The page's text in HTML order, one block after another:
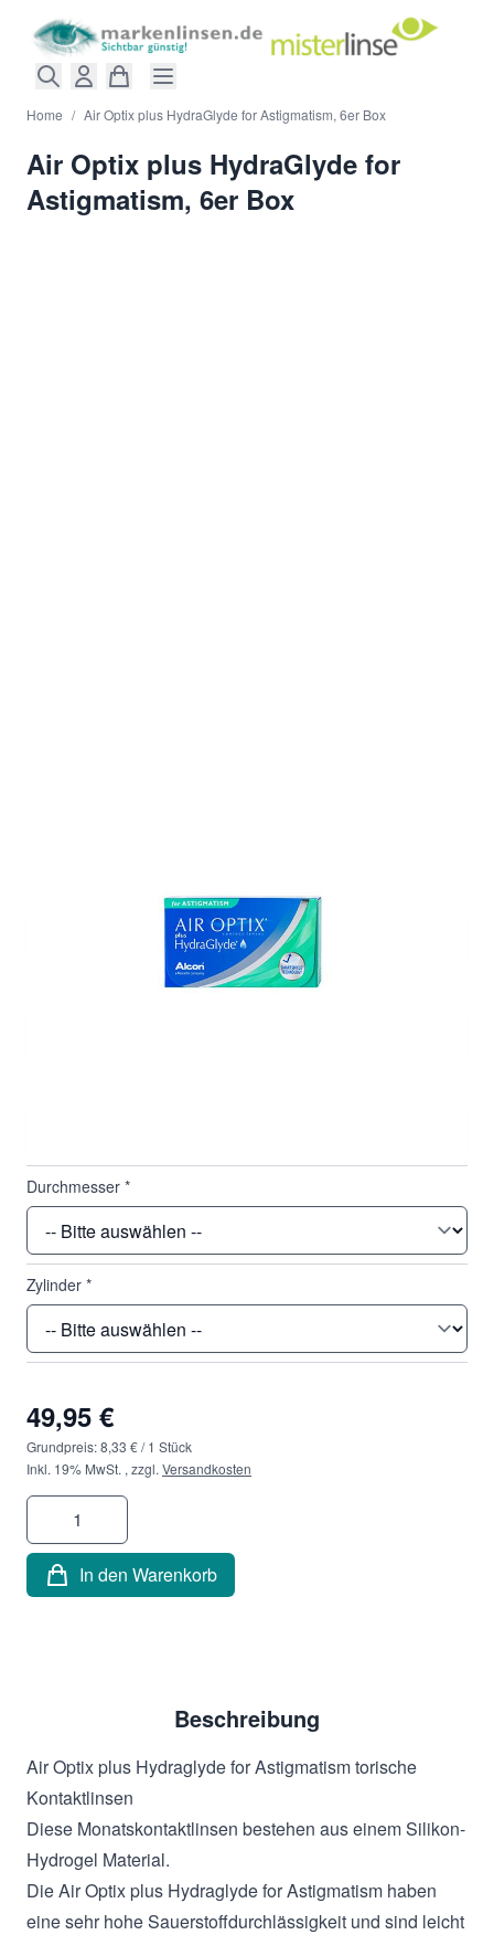
Home / Air Optix plus HydraGlyde for Astigmatism, 6er Box
Air Optix plus HydraGlyde for
Astigmatism, 6er Box
Durchmesser *
Zylinder *
49,95 €
Grundpreis:8,33 €/ 1 Stück
Inkl. 19% MwSt. , zzgl. Versandkosten
Menge
In den Warenkorb
Beschreibung
Air Optix plus Hydraglyde for Astigmatism torische
Kontaktlinsen
Diese Monatskontaktlinsen bestehen aus einem Silikon-
Hydrogel Material.
Die Air Optix plus Hydraglyde for Astigmatism haben
eine sehr hohe Sauerstoffdur­chlässigkeit und sind leicht